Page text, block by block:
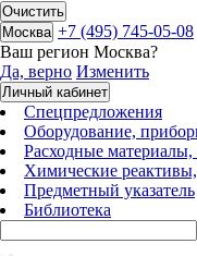
Очистить
Москва +7 (495) 745-05-08
Ваш регион Москва?
Да, верно Изменить
Личный кабинет
Спецпредложения
Оборудование,
Расходные материалы,
Химические
Предметный указатель
Библиотека